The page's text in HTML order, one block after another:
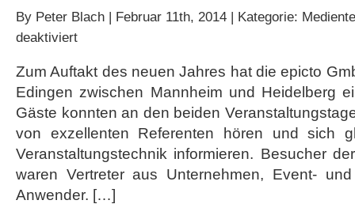
By Peter Blach | Februar 11th, 2014 | Kategorie:
deaktiviertfür
referierte
über
zwischen
Pandoras
Box
und
4K-
Video
Zum Auftakt des neuen Jahres hat die epicto
Edingen zwischen Mannheim und Heidelberg
Gäste konnten an den beiden
von exzellenten Referenten hören und sich
Veranstaltungstechnik informieren. Besucher
waren Vertreter aus Unternehmen, Event-
Anwender. […]